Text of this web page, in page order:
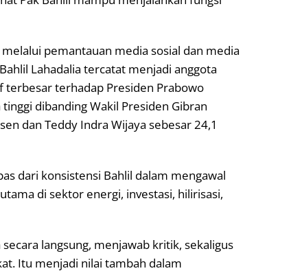
pemantauan media sosial dan media
Lahadalia tercatat menjadi anggota
terhadap Presiden Prabowo
dibanding Wakil Presiden Gibran
dan Teddy Indra Wijaya sebesar 24,1
dari konsistensi Bahlil dalam mengawal
di sektor energi, investasi, hilirisasi,
langsung, menjawab kritik, sekaligus
Itu menjadi nilai tambah dalam